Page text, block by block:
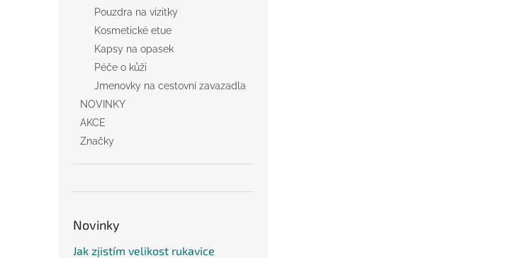
Pouzdra na vizitky
Kosmetické etue
Kapsy na opasek
Péče o kůži
Jmenovky na cestovní zavazadla
NOVINKY
AKCE
Značky
Novinky
Jak zjistím velikost rukavice